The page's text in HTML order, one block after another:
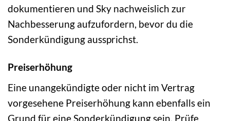
dokumentieren und Sky nachweislich zur
Nachbesserung aufzufordern, bevor du die
Sonderkündigung aussprichst.
Preiserhöhung
Eine unangekündigte oder nicht im Vertrag
vorgesehene Preiserhöhung kann ebenfalls ein
Grund für eine Sonderkündigung sein. Prüfe